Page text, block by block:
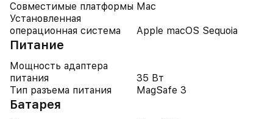
Совместимые платформы Mac
Установленная
операционная система
Apple macOS Sequoia
Питание
Мощность адаптера
питания
35 Вт
Тип разъема питания
MagSafe 3
Батарея